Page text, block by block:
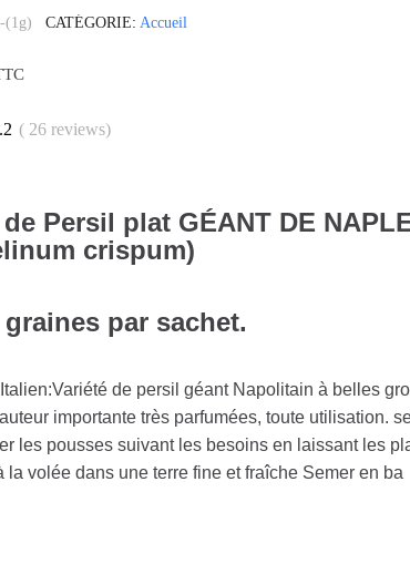
(1g) CATÉGORIE Accueil
( 26 reviews)
Persil plat GÉANT DE
crispum)
graines par sachet.
de persil géant Napolitain à belles
importante très parfumées, toute utilisation.
les pousses suivant les besoins en laissant les
la volée dans une terre fine et fraîche Semer en ba